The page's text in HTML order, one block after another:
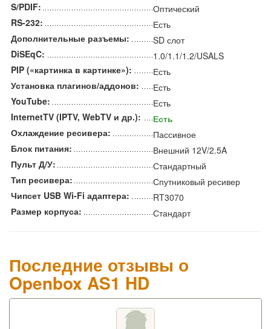
S/PDIF:
Оптический
RS-232:
Есть
Дополнительные разъемы:
SD слот
DiSEqC:
1.0/1.1/1.2/USALS
PIP («картинка в картинке»):
Есть
Установка плагинов/аддонов:
Есть
YouTube:
Есть
InternetTV (IPTV, WebTV и др.):
Есть
Охлаждение ресивера:
Пассивное
Блок питания:
Внешний 12V/2.5A
Пульт Д/У:
Стандартный
Тип ресивера:
Спутниковый ресивер
Чипсет USB Wi-Fi адаптера:
RT3070
Размер корпуса:
Стандарт
Последние отзывы о
Openbox AS1 HD